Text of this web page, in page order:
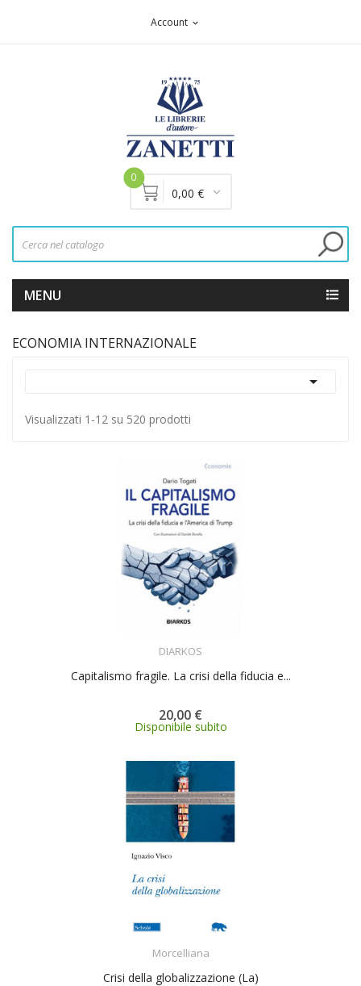
Account expand_more
0
0,00 €
MENU
ECONOMIA INTERNAZIONALE

Visualizzati 1-12 su 520 prodotti
DIARKOS
Capitalismo fragile. La crisi della fiducia e...
20,00 €
Disponibile subito
Morcelliana
Crisi della globalizzazione (La)